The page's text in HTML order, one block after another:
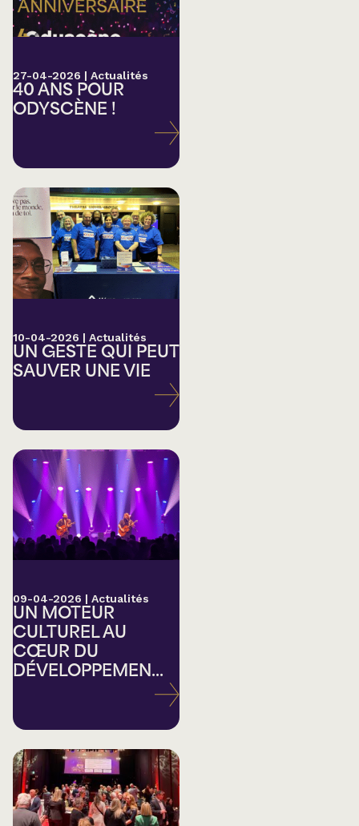
27-04-2026 | Actualités
40 ANS POUR
ODYSCÈNE !
10-04-2026 | Actualités
UN GESTE QUI PEUT
SAUVER UNE VIE
09-04-2026 | Actualités
UN MOTEUR
CULTUREL AU
CŒUR DU
DÉVELOPPEMEN...